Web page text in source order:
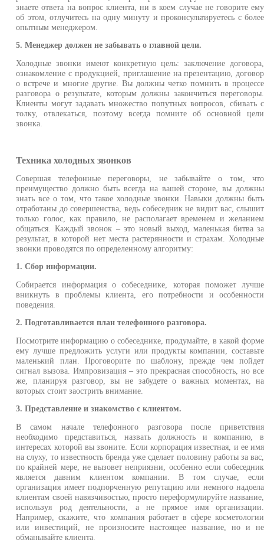
знаете ответа на вопрос клиента, ни в коем случае не говорите ему
об этом, отлучитесь на одну минуту и проконсультируетесь с более
опытным менеджером.
5. Менеджер должен не забывать о главной цели.
Холодные звонки имеют конкретную цель: заключение договора,
ознакомление с продукцией, приглашение на презентацию, договор
о встрече и многие другие. Вы должны четко помнить в процессе
разговора о результате, которым должны закончиться переговоры.
Клиенты могут задавать множество попутных вопросов, сбивать с
толку, отвлекаться, поэтому всегда помните об основной цели
звонка.
Техника холодных звонков
Совершая телефонные переговоры, не забывайте о том, что
преимущество должно быть всегда на вашей стороне, вы должны
знать все о том, что такое холодные звонки. Навыки должны быть
отработаны до совершенства, ведь собеседник не видит вас, слышит
только голос, как правило, не располагает временем и желанием
общаться. Каждый звонок – это новый выход, маленькая битва за
результат, в которой нет места растерянности и страхам. Холодные
звонки проводятся по определенному алгоритму:
1. Сбор информации.
Собирается информация о собеседнике, которая поможет лучше
вникнуть в проблемы клиента, его потребности и особенности
поведения.
2. Подготавливается план телефонного разговора.
Посмотрите информацию о собеседнике, продумайте, в какой форме
ему лучше предложить услуги или продукты компании, составьте
маленький план. Проговорите по шаблону, прежде чем пойдет
сигнал вызова. Импровизация – это прекрасная способность, но все
же, планируя разговор, вы не забудете о важных моментах, на
которых стоит заострить внимание.
3. Представление и знакомство с клиентом.
В самом начале телефонного разговора после приветствия
необходимо представиться, назвать должность и компанию, в
интересах которой вы звоните. Если корпорация известная, и ее имя
на слуху, то известность бренда уже сделает половину работы за вас,
по крайней мере, не вызовет неприязни, особенно если собеседник
является давним клиентом компании. В том случае, если
организация имеет подпорченную репутацию или немного надоела
клиентам своей навязчивостью, просто переформулируйте название,
используя род деятельности, а не прямое имя организации.
Например, скажите, что компания работает в сфере косметологии
или инвестиций, не произносите настоящее название, но и не
обманывайте клиента.